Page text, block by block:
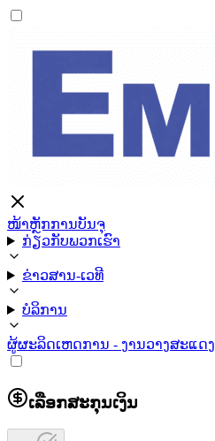
ໜ້າຫຼັກການບັນຈຸ
ກ່ຽວກັບພວກເຮົາ
ຂ່າວສານ-ເວທີ
ບໍລິການ
ຜູ້ຜະລິດເຫດການ - ງານວາງສະແດງ
ເລືອກສະກຸນເງິນ